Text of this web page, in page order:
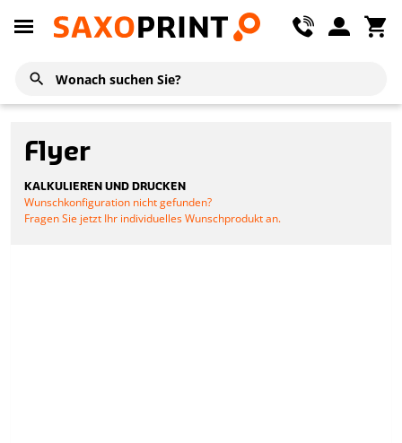
Flyer
KALKULIEREN UND DRUCKEN
Wunschkonfiguration nicht gefunden?
Fragen Sie jetzt Ihr individuelles Wunschprodukt an.